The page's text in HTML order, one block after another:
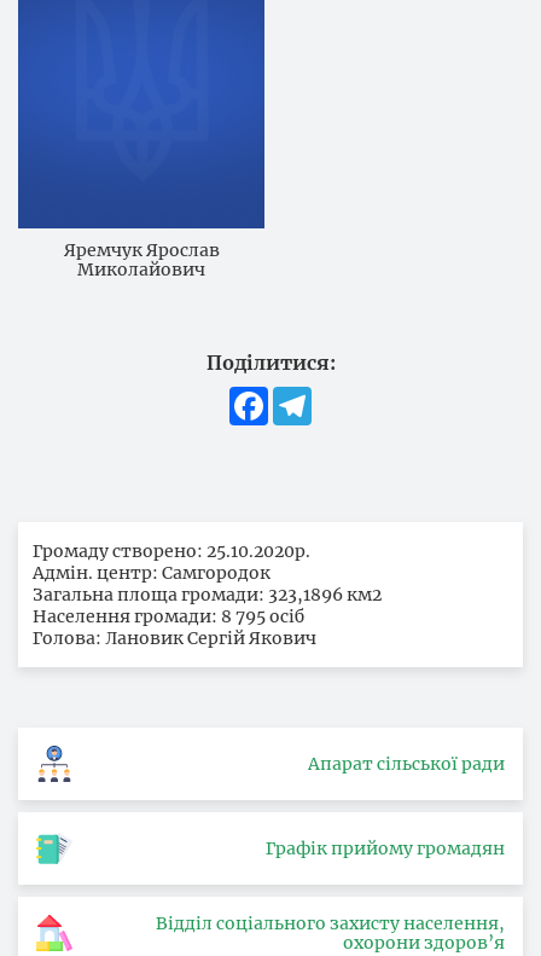
Яремчук Ярослав
Миколайович
Поділитися:
Facebook
Громаду створено: 25.10.2020р.
Адмін. центр: Самгородок
Загальна площа громади: 323,1896 км2
Населення громади: 8 795 осіб
Голова: Лановик Сергій Якович
Апарат сільської ради
Графік прийому громадян
Відділ соціального захисту населення,
охорони здоров’я